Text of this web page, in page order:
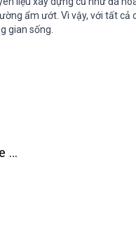
ẩm ướt. Vì vậy, với tất cả
gian sống.
…